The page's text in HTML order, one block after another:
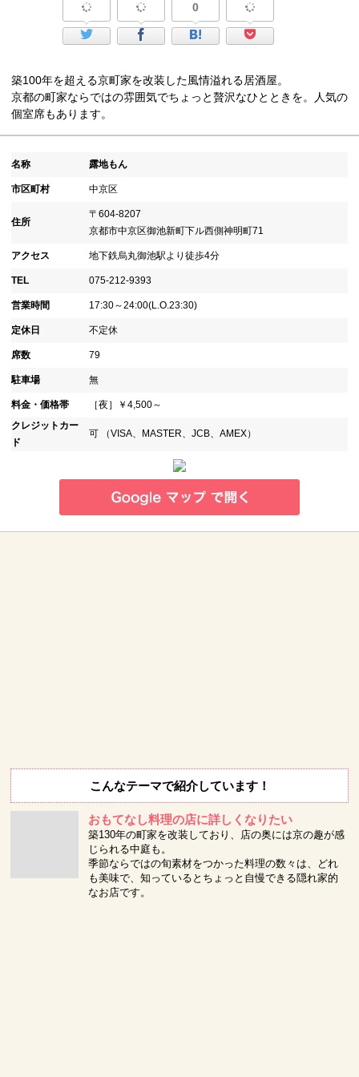
0
築100年を超える京町家を改装した風情溢れる居酒屋。
京都の町家ならではの雰囲気でちょっと贅沢なひとときを。人気の
個室席もあります。
名称 露地もん
市区町村 中京区
住所
〒604-8207
京都市中京区御池新町下ル西側神明町71
アクセス 地下鉄烏丸御池駅より徒歩4分
TEL 075-212-9393
営業時間 17:30～24:00(L.O.23:30)
定休日 不定休
席数 79
駐車場 無
料金・価格帯
［夜］￥4,500～
クレジットカー
ド
可 （VISA、MASTER、JCB、AMEX）
こんなテーマで紹介しています！
おもてなし料理の店に詳しくなりたい
築130年の町家を改装しており、店の奥には京の趣が感
じられる中庭も。
季節ならではの旬素材をつかった料理の数々は、どれ
も美味で、知っているとちょっと自慢できる隠れ家的
なお店です。